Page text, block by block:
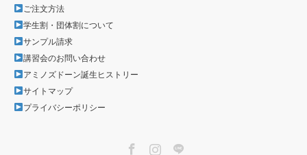
ご注文方法
学生割・団体割について
サンプル請求
講習会のお問い合わせ
アミノズドーン誕生ヒストリー
サイトマップ
プライバシーポリシー